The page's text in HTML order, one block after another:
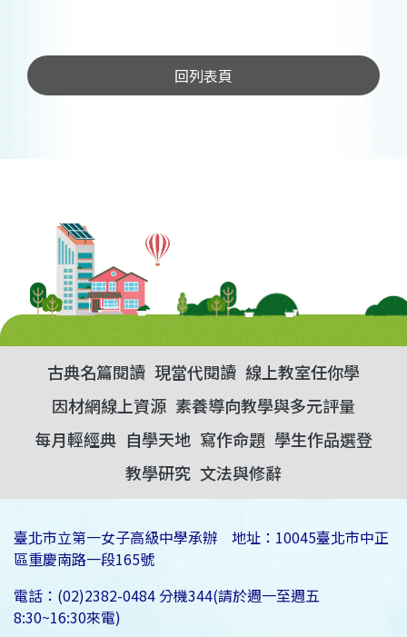
回列表頁
古典名篇閱讀 現當代閱讀 線上教室任你學
因材網線上資源 素養導向教學與多元評量
每月輕經典 自學天地 寫作命題 學生作品選登
教學研究 文法與修辭
臺北市立第一女子高級中學承辦 地址：10045臺北市中正
區重慶南路一段165號
電話：(02)2382-0484 分機344(請於週一至週五
8:30~16:30來電)